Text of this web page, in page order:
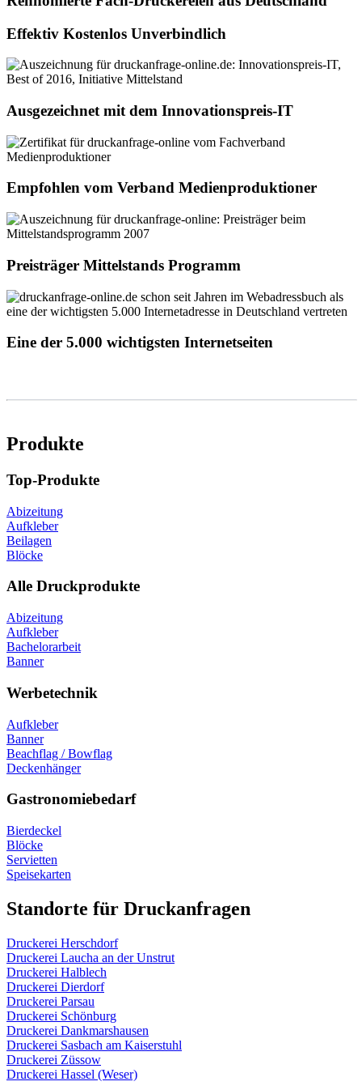
Effektiv Kostenlos Unverbindlich
Ausgezeichnet mit dem Innovationspreis-IT
Empfohlen vom Verband Medienproduktioner
Preisträger Mittelstands Programm
Eine der 5.000 wichtigsten Internetseiten
Produkte
Top-Produkte
Abizeitung
Aufkleber
Beilagen
Blöcke
Alle Druckprodukte
Abizeitung
Aufkleber
Bachelorarbeit
Banner
Werbetechnik
Aufkleber
Banner
Beachflag / Bowflag
Deckenhänger
Gastronomiebedarf
Bierdeckel
Blöcke
Servietten
Speisekarten
Standorte für Druckanfragen
Druckerei Herschdorf
Druckerei Laucha an der Unstrut
Druckerei Halblech
Druckerei Dierdorf
Druckerei Parsau
Druckerei Schönburg
Druckerei Dankmarshausen
Druckerei Sasbach am Kaiserstuhl
Druckerei Züssow
Druckerei Hassel (Weser)